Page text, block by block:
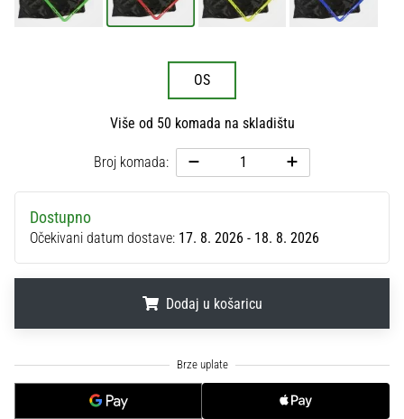
2025
PUMA.
Budi
dio
svake
utakmice,
OS
Više od 50 komada na skladištu
Broj komada:
Dostupno
Očekivani datum dostave: 17. 8. 2026 - 18. 8. 2026
Dodaj u košaricu